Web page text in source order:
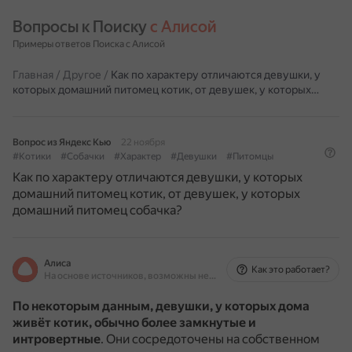
Вопросы к Поиску с Алисой
Примеры ответов Поиска с Алисой
Главная / Другое / Как по характеру отличаются девушки, у
которых домашний питомец котик, от девушек, у которых…
Вопрос из Яндекс Кью
22 ноября
#Котики
#Собачки #Характер #Девушки #Питомцы
Как по характеру отличаются девушки, у которых
домашний питомец котик, от девушек, у которых
домашний питомец собачка?
Алиса
На основе источников, возможны неточности
Как это работает?
По некоторым данным, девушки, у которых дома
живёт котик, обычно более замкнутые и
интровертные. Они сосредоточены на собственном